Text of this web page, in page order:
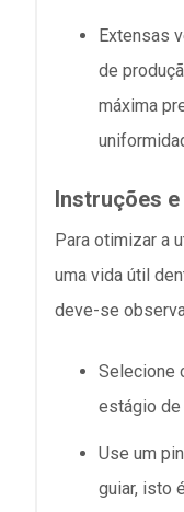
Extensas
de
máxima
Instruções
Para otimizar a
uma vida útil
deve-se
Selecione
estágio de
Use um
guiar, isto